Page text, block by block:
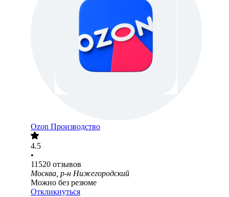
Ozon Производство
4.5
•
11520 отзывов
Москва, р-н Нижегородский
Можно без резюме
Откликнуться